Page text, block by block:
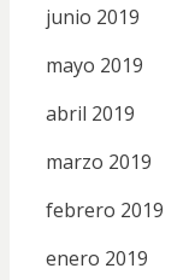
junio 2019
mayo 2019
abril 2019
marzo 2019
febrero 2019
enero 2019